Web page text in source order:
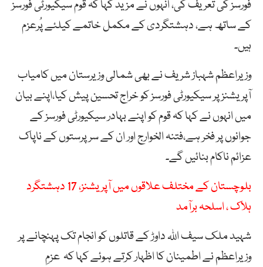
فورسز کی تعریف کی، انہوں نے مزید کہا کہ قوم سیکیورٹی فورسز
کے ساتھ ہے، دہشتگردی کے مکمل خاتمے کیلئے پُرعزم
ہیں۔
وزیراعظم شہباز شریف نے بھی شمالی وزیرستان میں کامیاب
آپریشنز پر سیکیورٹی فورسز کو خراج تحسین پیش کیا،اپنے بیان
میں انہوں نے کہا کہ قوم کو اپنے بہادر سیکیورٹی فورسز کے
جوانوں پر فخر ہے،فتنہ الخوارج اور ان کے سرپرستوں کے ناپاک
عزائم ناکام بنائیں گے۔
بلوچستان کے مختلف علاقوں میں آپریشنز، 17 دہشتگرد
ہلاک ، اسلحہ برآمد
شہید ملک سیف اللہ داوڑ کے قاتلوں کو انجام تک پہنچانے پر
وزیراعظم نے اطمینان کا اظہار کرتے ہوئے کہا کہ عزمِ